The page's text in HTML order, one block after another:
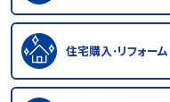
住宅購入･リフォーム